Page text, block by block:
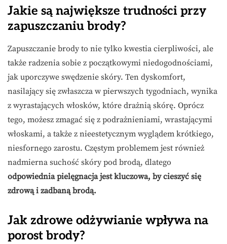
Jakie są największe trudności przy
zapuszczaniu brody?
Zapuszczanie brody to nie tylko kwestia cierpliwości, ale
także radzenia sobie z początkowymi niedogodnościami,
jak uporczywe swędzenie skóry. Ten dyskomfort,
nasilający się zwłaszcza w pierwszych tygodniach, wynika
z wyrastających włosków, które drażnią skórę. Oprócz
tego, możesz zmagać się z podrażnieniami, wrastającymi
włoskami, a także z nieestetycznym wyglądem krótkiego,
niesfornego zarostu. Częstym problemem jest również
nadmierna suchość skóry pod brodą, dlatego
odpowiednia pielęgnacja jest kluczowa, by cieszyć się
zdrową i zadbaną brodą.
Jak zdrowe odżywianie wpływa na
porost brody?